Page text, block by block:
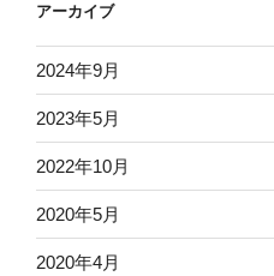
アーカイブ
2024年9月
2023年5月
2022年10月
2020年5月
2020年4月